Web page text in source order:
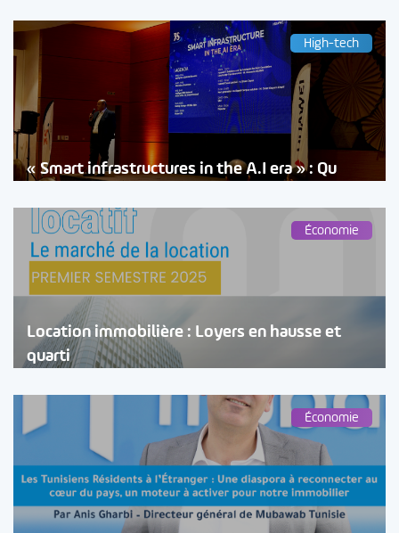
High-tech
« Smart infrastructures in the A.I era » : Qu
Économie
Location immobilière : Loyers en hausse et
quarti
Économie